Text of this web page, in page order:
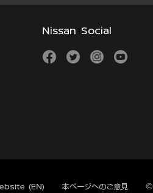
Nissan Social
facebook
twitterinstagram
(EN) 本ページへのご意見 ©